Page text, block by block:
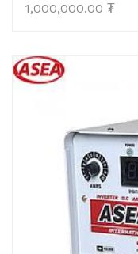
1,000,000.00 ₮